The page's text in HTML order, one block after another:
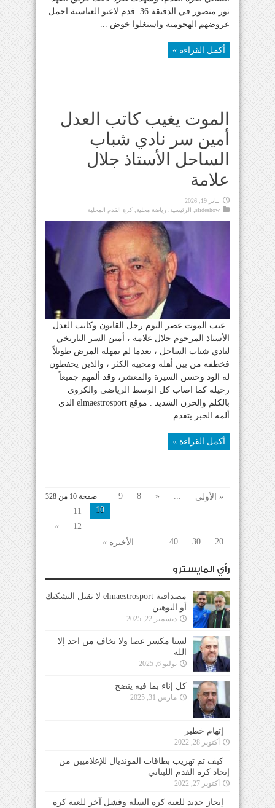
نور منصور في الدقيقة 36. قدم لاعبو العباسية اجمل
عروضهم الهجومية واستغلوا خوض ...
أكمل القراءة »
الموت يغيب كاتب العدل
أمين سر نادي شباب
الساحل الأستاذ جلال
علامة
يناير 19, 2026
slideshow
الرئيسية رياضة محلية كرة القدم المحلية
غيب الموت عصر اليوم رجل القانون وكاتب العدل
الأستاذ المرحوم جلال علامة ، أمين السر التاريخي
لنادي شباب الساحل ، بعدما لم يمهله المرض طويلاً
فخطفه من بين أهله ومحبيه الكثر ، والذين يحفظون
له الود وحسن السيرة والمعشر، وقد ألمهم جميعاً
رحيله كما اصاب كل الوسط الرياضي والكروي
بالكلم والحزن الشديد . موقع elmaestrosport الذي
ألمه الخبر يتقدم ...
أكمل القراءة »
صفحة 10 من 328 « الأولى ...
«
8
9
10
11
12
»
20
30
40
... الأخيرة »
رأي المايسترو
مصداقية elmaestrosport لا تقبل التشكيك
أو التوهين
ديسمبر 22, 2025
لسنا مكسر عصا ولا نخاف من احد إلا
الله
يوليو 6, 2025
كل إناء بما فيه ينضح
مارس 31, 2025
إتهام خطير
أكتوبر 28, 2022
كيف تم تهريب بطاقات المونديال للإعلاميين من
إتحاد كرة القدم اللبناني
أكتوبر 27, 2022
إنجاز جديد للعبة كرة السلة وفشل آخر للعبة كرة